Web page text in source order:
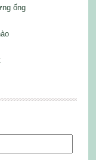
ống